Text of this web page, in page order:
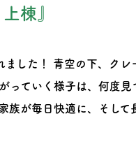
棟』
した！ 青空の下、クレ
っていく様子は、何度見
族が毎日快適に、そし